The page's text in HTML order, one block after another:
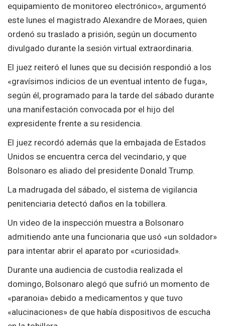
equipamiento de monitoreo electrónico», argumentó
este lunes el magistrado Alexandre de Moraes, quien
ordenó su traslado a prisión, según un documento
divulgado durante la sesión virtual extraordinaria.
El juez reiteró el lunes que su decisión respondió a los
«gravísimos indicios de un eventual intento de fuga»,
según él, programado para la tarde del sábado durante
una manifestación convocada por el hijo del
expresidente frente a su residencia.
El juez recordó además que la embajada de Estados
Unidos se encuentra cerca del vecindario, y que
Bolsonaro es aliado del presidente Donald Trump.
La madrugada del sábado, el sistema de vigilancia
penitenciaria detectó daños en la tobillera.
Un video de la inspección muestra a Bolsonaro
admitiendo ante una funcionaria que usó «un soldador»
para intentar abrir el aparato por «curiosidad».
Durante una audiencia de custodia realizada el
domingo, Bolsonaro alegó que sufrió un momento de
«paranoia» debido a medicamentos y que tuvo
«alucinaciones» de que había dispositivos de escucha